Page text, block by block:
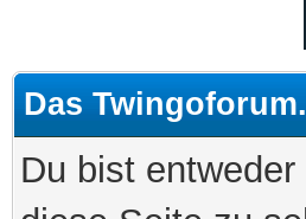
Das
Du bist